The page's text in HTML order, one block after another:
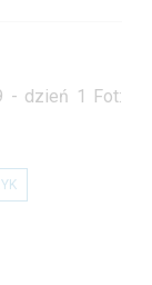
- dzień 1 Fot: